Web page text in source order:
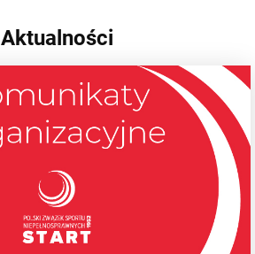
Aktualności